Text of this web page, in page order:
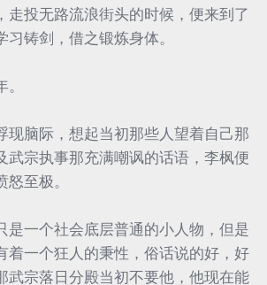
走投无路流浪街头的时候，便来到了
铸剑，借之锻炼身体。
现脑际，想起当初那些人望着自己那
武宗执事那充满嘲讽的话语，李枫便
至极。
是一个社会底层普通的小人物，但是
着一个狂人的秉性，俗话说的好，好
武宗落日分殿当初不要他，他现在能